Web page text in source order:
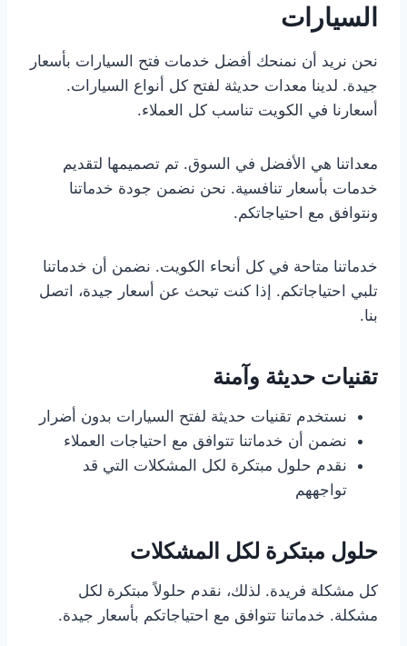
السيارات
نحن نريد أن نمنحك أفضل خدمات فتح السيارات بأسعار
جيدة. لدينا معدات حديثة لفتح كل أنواع السيارات.
أسعارنا في الكويت تناسب كل العملاء.
معداتنا هي الأفضل في السوق. تم تصميمها لتقديم
خدمات بأسعار تنافسية. نحن نضمن جودة خدماتنا
ونتوافق مع احتياجاتكم.
خدماتنا متاحة في كل أنحاء الكويت. نضمن أن خدماتنا
تلبي احتياجاتكم. إذا كنت تبحث عن أسعار جيدة، اتصل
بنا.
تقنيات حديثة وآمنة
نستخدم تقنيات حديثة لفتح السيارات بدون أضرار
نضمن أن خدماتنا تتوافق مع احتياجات العملاء
نقدم حلول مبتكرة لكل المشكلات التي قد
تواجههم
حلول مبتكرة لكل المشكلات
كل مشكلة فريدة. لذلك، نقدم حلولاً مبتكرة لكل
مشكلة. خدماتنا تتوافق مع احتياجاتكم بأسعار جيدة.